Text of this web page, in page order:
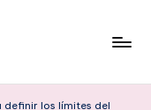
los límites del